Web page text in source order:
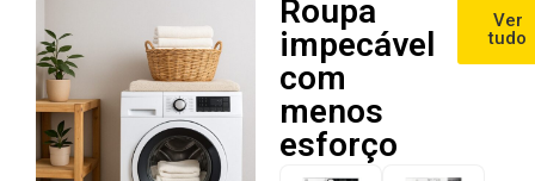
Roupa
impecável
com
menos
esforço
Ver
tudo